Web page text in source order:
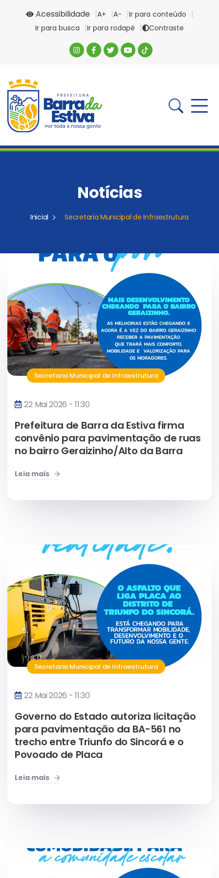
Acessibilidade A+ A-
Ir para conteúdo
Ir para busca
Ir para rodapé Contraste
Notícias
Inicial Secretaria Municipal de Infraestrutura
Secretaria Municipal de Infraestrutura
22 Mai 2026 - 11:30
Prefeitura de Barra da Estiva firma
convênio para pavimentação de ruas
no bairro Geraizinho/Alto da Barra
Leia mais
Secretaria Municipal de Infraestrutura
22 Mai 2026 - 11:30
Governo do Estado autoriza licitação
para pavimentação da BA-561 no
trecho entre Triunfo do Sincorá e o
Povoado de Placa
Leia mais